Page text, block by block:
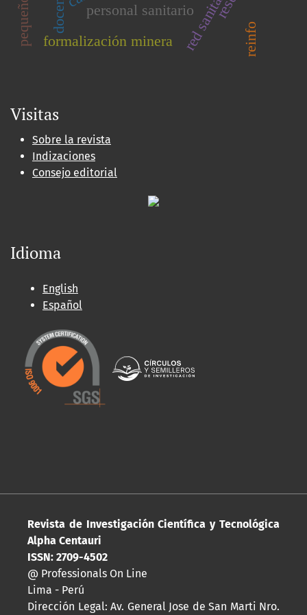
personal sanitario
docente
formalización minera reinfo
Visitas
Sobre la revista
Indizaciones
Consejo editorial
Idioma
English
Español
Revista de Investigación Científica y Tecnológica
Alpha Centauri
ISSN: 2709-4502
@ Professionals On Line
Lima - Perú
Dirección Legal: Av. General Jose de San Marti Nro.